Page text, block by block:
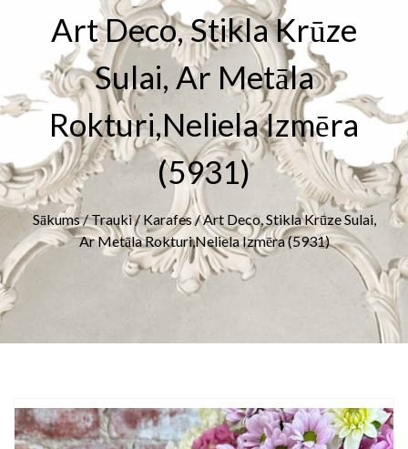
Art Deco, Stikla Krūze
Sulai, Ar Metāla
Rokturi,neliela Izmēra
(5931)
Sākums/Trauki/ Karafes/ Art Deco, Stikla Krūze Sulai,
Ar Metāla Rokturi,neliela Izmēra (5931)